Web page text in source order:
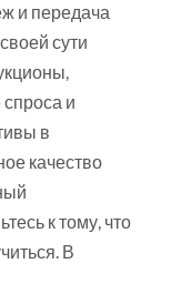
и передача
сути
и
в
качество
к тому, что
В